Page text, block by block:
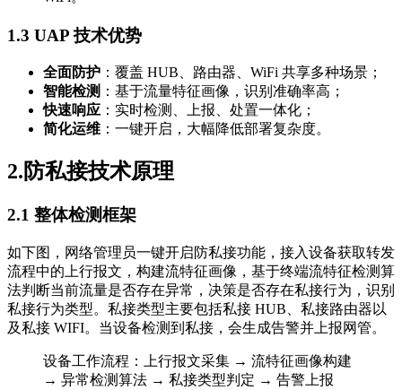
1.3 UAP 技术优势
全面防护 ：覆盖 HUB、路由器、WiFi 共享多种场景；
智能检测 ：基于流量特征画像，识别准确率高；
快速响应 ：实时检测、上报、处置一体化；
简化运维 ：一键开启，大幅降低部署复杂度。
2.防私接技术原理
2.1 整体检测框架
如下图，网络管理员一键开启防私接功能，接入设备获取转发
流程中的上行报文，构建流特征画像，基于终端流特征检测算
法判断当前流量是否存在异常，决策是否存在私接行为，识别
私接行为类型。私接类型主要包括私接 HUB、私接路由器以
及私接 WIFI。当设备检测到私接，会生成告警并上报网管。
设备工作流程：上行报文采集 → 流特征画像构建
→ 异常检测算法 → 私接类型判定 → 告警上报